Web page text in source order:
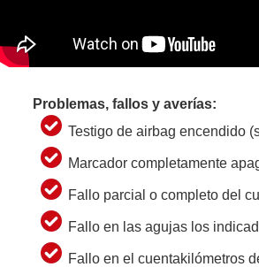
Problemas, fallos y averías:
Testigo de airbag encendido
Marcador completamente
Fallo parcial o completo del
Fallo en las agujas los
Fallo en el cuentakilómetros